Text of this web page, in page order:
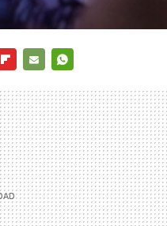
MAIL